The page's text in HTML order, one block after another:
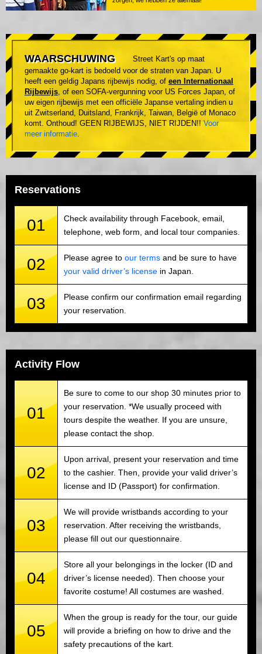
WAARSCHUWING
Street Kart's op maat
gemaakte go-kart is bedoeld voor de straten van Japan. U
heeft een geldig Japans rijbewijs nodig, of een Internationaal
Rijbewijs, of een SOFA-vergunning voor US Forces Japan, of
uw eigen rijbewijs met een officiële Japanse vertaling indien u
uit Zwitserland, Duitsland, Frankrijk, Taiwan, België of Monaco
komt. Onthoud! GEEN RIJBEWIJS, NIET RIJDEN!! Voor
meer informatie.
Reservations
01
Check availability through Facebook, email,
telephone, web form, and local tour companies.
02 Please agree to our terms and be sure to have
your valid driver’s license in Japan.
03
Please confirm our confirmation email regarding
your reservation.
Activity Flow
01
Be sure to come to our shop 30 minutes prior to
your reservation. *We usually proceed with
tours despite the weather. If you are unsure,
please contact the shop.
02
Upon arrival, present your reservation and time
to the cashier. Then, provide your valid driver’s
license and ID (Passport) for confirmation.
03
We will provide wristbands according to your
reservation. After receiving the wristbands,
please fill out our questionnaire.
04
Store all your belongings in the locker (ID and
driver’s license needed). Then choose your
favorite costume! All costumes are washed.
05
When the group is ready for the tour, our guide
will provide a briefing on how to drive and the
safety precautions of the kart.